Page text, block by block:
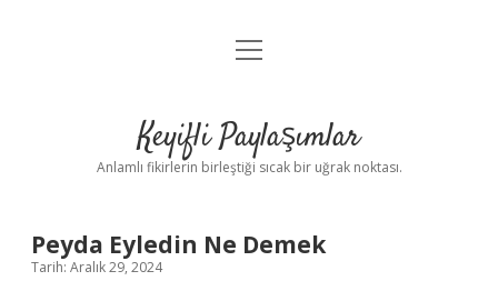
Anasayfa
Yasal Uyarı
menüyü
Keyifli Paylaşımlar
Anlamlı fikirlerin birleştiği sıcak bir uğrak noktası.
Peyda Eyledin Ne Demek
Tarih: Aralık 29, 2024